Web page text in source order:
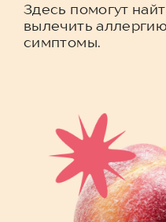
Здесь помогут
вылечить
симптомы.